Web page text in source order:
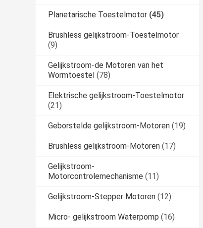
Planetarische Toestelmotor (45)
Brushless gelijkstroom-Toestelmotor
(9)
Gelijkstroom-de Motoren van het
Wormtoestel (78)
Elektrische gelijkstroom-Toestelmotor
(21)
Geborstelde gelijkstroom-Motoren (19)
Brushless gelijkstroom-Motoren (17)
Gelijkstroom-
Motorcontrolemechanisme (11)
Gelijkstroom-Stepper Motoren (12)
Micro- gelijkstroom Waterpomp (16)